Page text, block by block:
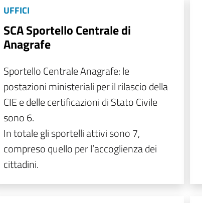
UFFICI
SCA Sportello Centrale di
Anagrafe
Sportello Centrale Anagrafe: le
postazioni ministeriali per il rilascio della
CIE e delle certificazioni di Stato Civile
sono 6.
In totale gli sportelli attivi sono 7,
compreso quello per l’accoglienza dei
cittadini.